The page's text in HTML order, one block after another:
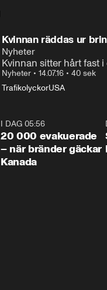
Kvinnan räddas ur
Nyheter
Kvinnan sitter hårt fast
Nyheter • 14.07.16 • 40 sek
TrafikolyckorUSA
I DAG 05:56
20 000 evakuerade
– när bränder gäckar
Kanada